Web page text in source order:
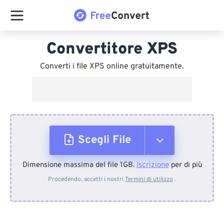
Convertitore XPS
Converti i file XPS online gratuitamente.
Scegli File
Dal dispositivo
Dimensione massima del file 1GB.Iscrizioneper di più
Procedendo, accetti i nostri Termini di utilizzo .